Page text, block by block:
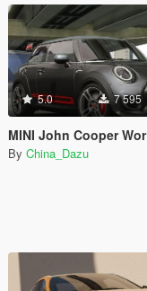
5.0 7 595
MINI John Cooper Works GP 2020
By China_Dazu